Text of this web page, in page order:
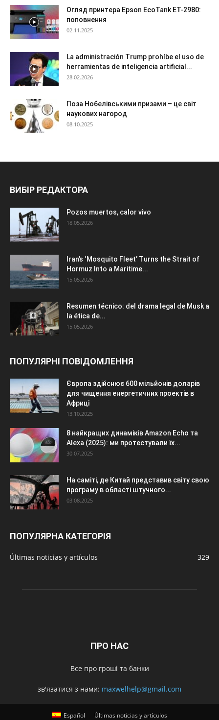
Огляд принтера Epson EcoTank ET-2980:
поповнення
02.11.2025
La administración Trump prohíbe el uso de
herramientas de inteligencia artificial...
28.02.2026
Поза Нобелівськими призами – це світ
наукових нагород
08.10.2025
ВИБІР РЕДАКТОРА
Pozos muertos, calor vivo
18.05.2026
Iran’s ‘Mosquito Fleet’ Turns the Strait of
Hormuz Into a Maritime...
15.05.2026
Resumen técnico: del drama legal de Musk a
la ética de...
15.05.2026
ПОПУЛЯРНІ ПОВІДОМЛЕННЯ
Європа здійснює 600 мільйонів доларів
для чищення енергетичних проектів в
Африці
13.10.2025
8 найкращих динаміків Amazon Echo та
Alexa (2025): ми протестували їх...
30.07.2025
На саміті, де Китай представив світу свою
програму в області штучного...
03.08.2025
ПОПУЛЯРНА КАТЕГОРІЯ
Últimas noticias y artículos 329
ПРО НАС
Все про гроші та банки
зв'язатися з нами: maxwelhelp@gmail.com
Español Últimas noticias y artículos